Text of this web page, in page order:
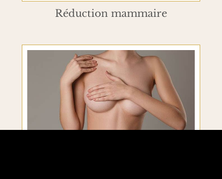
Réduction mammaire